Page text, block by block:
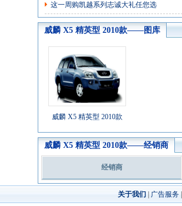
这一周购凯越系列志诚大礼任您选
威麟 X5 精英型 2010款——图库
威麟 X5 精英型 2010款
威麟 X5 精英型 2010款——经销商
经销商
关于我们 广告服务